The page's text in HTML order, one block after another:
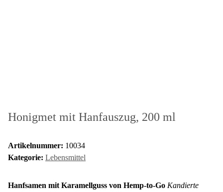
Honigmet mit Hanfauszug, 200 ml
Artikelnummer: 10034
Kategorie: Lebensmittel
Hanfsamen mit Karamellguss von Hemp-to-Go Kandierte